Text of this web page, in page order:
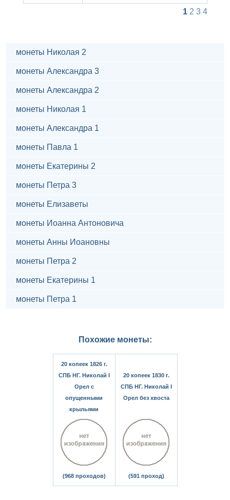
1 2 3 4
монеты Николая 2
монеты Александра 3
монеты Александра 2
монеты Николая 1
монеты Александра 1
монеты Павла 1
монеты Екатерины 2
монеты Петра 3
монеты Елизаветы
монеты Иоанна Антоновича
монеты Анны Иоановны
монеты Петра 2
монеты Екатерины 1
монеты Петра 1
Похожие монеты:
20 копеек 1826 г.
СПБ НГ. Николай I
Орел с
опущенными
крыльями
(968 проходов)
20 копеек 1830 г.
СПБ НГ. Николай I
Орел без хвоста
(591 проход)